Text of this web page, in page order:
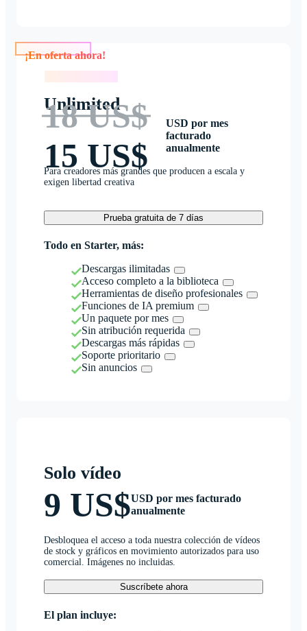
Unlimited
18 US$
15 US$
USD por mes
facturado
anualmente
Para creadores más grandes que producen a escala y
exigen libertad creativa
Prueba gratuita de 7 días
Todo en Starter, más:
Descargas ilimitadas
Acceso completo a la biblioteca
Herramientas de diseño profesionales
Funciones de IA premium
Un paquete por mes
Sin atribución requerida
Descargas más rápidas
Soporte prioritario
Sin anuncios
Solo vídeo
9 US$USD por mes facturado
anualmente
Desbloquea el acceso a toda nuestra colección de vídeos
de stock y gráficos en movimiento autorizados para uso
comercial. Imágenes no incluidas.
Suscríbete ahora
El plan incluye: